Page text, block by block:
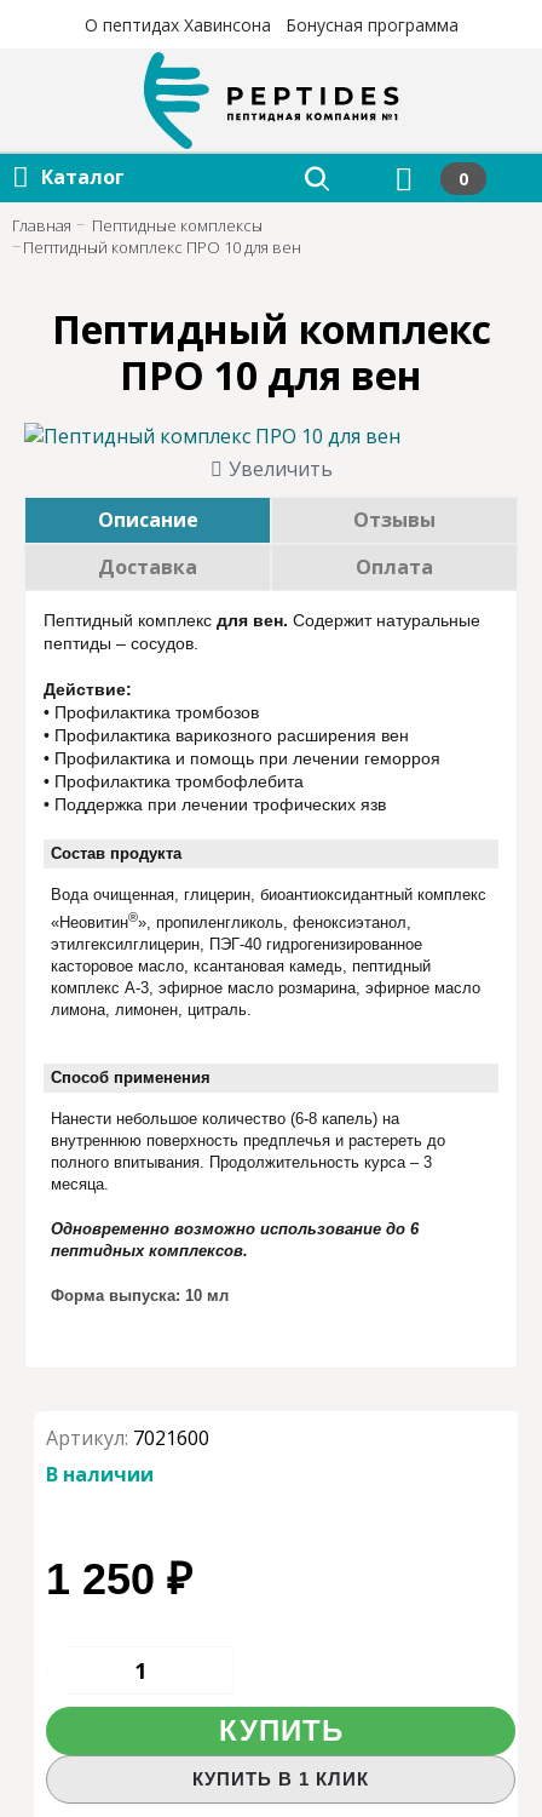
О пептидах Хавинсона Бонусная программа
Каталог 0
Главная
Пептидные комплексы
Пептидный комплекс ПРО 10 для вен
Пептидный комплекс
ПРО 10 для вен
Увеличить
Описание
Отзывы
Доставка
Оплата
Пептидный комплекс для вен. Содержит натуральные
пептиды – сосудов.
Действие:
• Профилактика тромбозов
• Профилактика варикозного расширения вен
• Профилактика и помощь при лечении геморроя
• Профилактика тромбофлебита
• Поддержка при лечении трофических язв
Состав продукта
Вода очищенная, глицерин, биоантиоксидантный комплекс
«Неовитин®», пропиленгликоль, феноксиэтанол,
этилгексилглицерин, ПЭГ-40 гидрогенизированное
касторовое масло, ксантановая камедь, пептидный
комплекс А-3, эфирное масло розмарина, эфирное масло
лимона, лимонен, цитраль.
Способ применения
Нанести небольшое количество (6-8 капель) на
внутреннюю поверхность предплечья и растереть до
полного впитывания. Продолжительность курса – 3
месяца.
Одновременно возможно использование до 6
пептидных комплексов.
Форма выпуска: 10 мл
Артикул: 7021600
В наличии
1 250 ₽
КУПИТЬ
КУПИТЬ В 1 КЛИК